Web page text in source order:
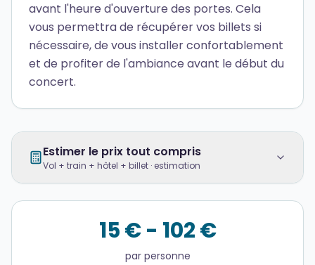
avant l'heure d'ouverture des portes. Cela
vous permettra de récupérer vos billets si
nécessaire, de vous installer confortablement
et de profiter de l'ambiance avant le début du
concert.
Estimer le prix tout compris
Vol + train + hôtel + billet · estimation
15 € - 102 €
par personne